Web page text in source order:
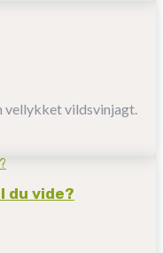
vellykket vildsvinjagt.
du vide?